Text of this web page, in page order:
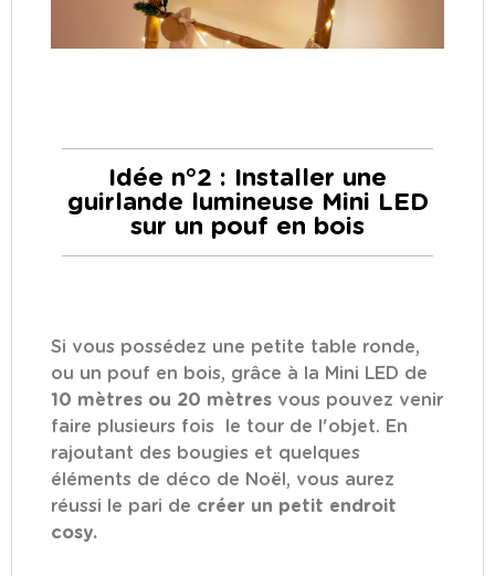
Idée n°2 : Installer une
guirlande lumineuse Mini LED
sur un pouf en bois
Si vous possédez une petite table ronde,
ou un pouf en bois, grâce à la Mini LED de
10 mètres ou 20 mètres vous pouvez venir
faire plusieurs fois le tour de l'objet. En
rajoutant des bougies et quelques
éléments de déco de Noël, vous aurez
réussi le pari de créer un petit endroit
cosy.